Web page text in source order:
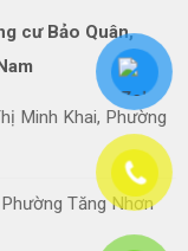
cư Bảo Quân,
Minh Khai, Phường
Tăng Nhơn